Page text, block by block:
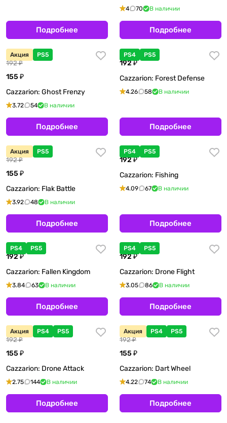
Подробнее
4 70 В наличии
Подробнее
Акция PS5
192 ₽
155 ₽
Cazzarion: Ghost Frenzy
3.72 54 В наличии
Подробнее
PS4 PS5
192 ₽
Cazzarion: Forest Defense
4.26 58 В наличии
Подробнее
Акция PS5
192 ₽
155 ₽
Cazzarion: Flak Battle
3.92 48 В наличии
Подробнее
PS4 PS5
192 ₽
Cazzarion: Fishing
4.09 67 В наличии
Подробнее
PS4 PS5
192 ₽
Cazzarion: Fallen Kingdom
3.84 63 В наличии
Подробнее
PS4 PS5
192 ₽
Cazzarion: Drone Flight
3.05 86 В наличии
Подробнее
Акция PS4 PS5
192 ₽
155 ₽
Cazzarion: Drone Attack
2.75 144 В наличии
Подробнее
Акция PS4 PS5
192 ₽
155 ₽
Cazzarion: Dart Wheel
4.22 74 В наличии
Подробнее